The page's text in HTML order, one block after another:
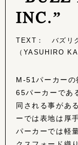
INC.”
TEXT： バズリ
（YASUHIRO
M-51パーカーの
65パーカーであ
同される事があ
ーでは表地は厚
パーカーでは軽